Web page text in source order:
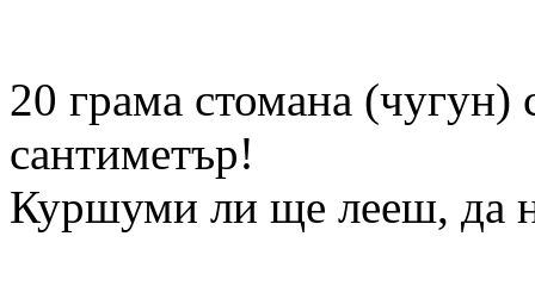
20 грама стомана (чугун)
сантиметър!
Куршуми ли ще лееш, да